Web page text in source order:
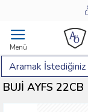
Menü
BUJİ AYFS 22CB